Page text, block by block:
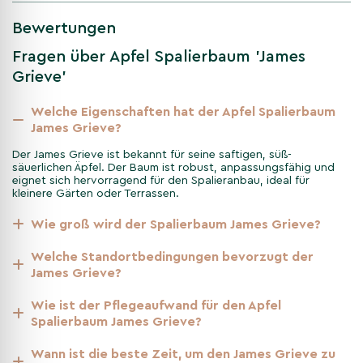
reicher Geschichte, der nun auch Ihren Garten bereichern kann.
Anpflanzung des Apfel
Spalierbaum James Grieve
Wählen Sie einen Standort mit guter Sonneneinstrahlung und
durchlässigem Boden. Der James Grieve ist anpassungsfähig
und widerstandsfähig, was ihn zu einer exzellenten Wahl für
Gartenbesitzer mit unterschiedlichsten Bedingungen macht.
Unterhalt und Pflege des Apfel
Spalierbaums James Grieve
dafür, dass er gesund bleibt und reichlich trägt. Achten Sie
darauf, dass der Baum genügend Wasser bekommt, besonders
Bewertungen
Fragen über Apfel Spalierbaum 'James
Grieve'
Welche Eigenschaften hat der Apfel Spalierbaum
James Grieve?
Der James Grieve ist bekannt für seine saftigen, süß-
säuerlichen Äpfel. Der Baum ist robust, anpassungsfähig und
eignet sich hervorragend für den Spalieranbau, ideal für
kleinere Gärten oder Terrassen.
Wie groß wird der Spalierbaum James Grieve?
Welche Standortbedingungen bevorzugt der
James Grieve?
Wie ist der Pflegeaufwand für den Apfel
Spalierbaum James Grieve?
Wann ist die beste Zeit, um den James Grieve zu